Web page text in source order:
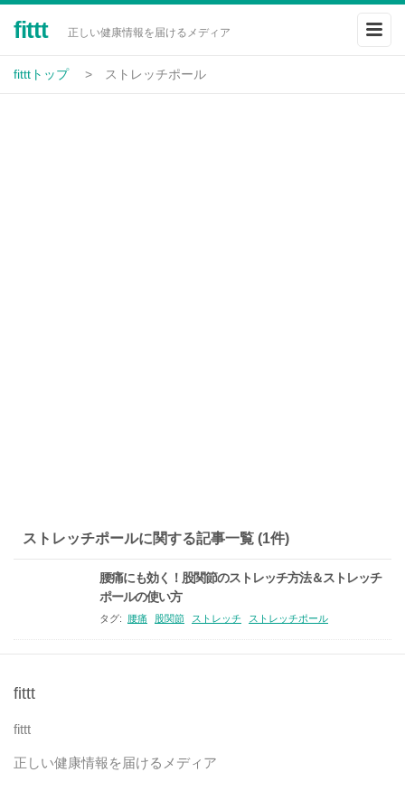
fittt 正しい健康情報を届けるメディア
fitttトップ ストレッチポール
ストレッチポールに関する記事一覧 (1件)
腰痛にも効く！股関節のストレッチ方法＆ストレッチ
ポールの使い方
タグ: 腰痛 股関節 ストレッチ ストレッチポール
fittt
fittt
正しい健康情報を届けるメディア